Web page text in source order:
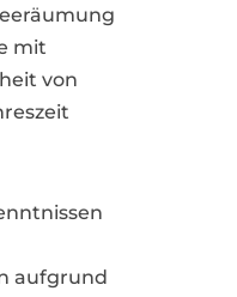
mit
von
aufgrund